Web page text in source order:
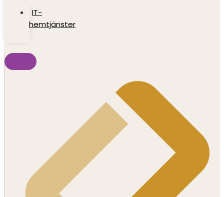
IT-
hemtjänster